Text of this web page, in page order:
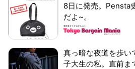
8日に発売。Pensta
だよ~。
真っ暗な夜道を歩い
子大生の私。直前ま